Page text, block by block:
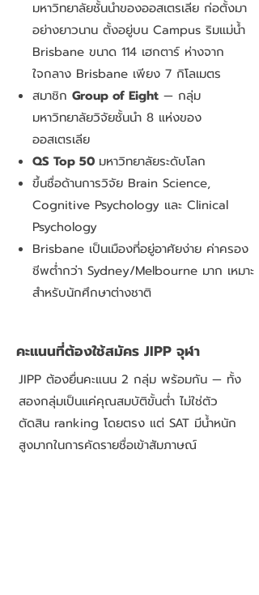
มหาวิทยาลัยชั้นนำของออสเตรเลีย ก่อตั้งมา
อย่างยาวนาน ตั้งอยู่บน Campus ริมแม่น้ำ
Brisbane ขนาด 114 เฮกตาร์ ห่างจาก
ใจกลาง Brisbane เพียง 7 กิโลเมตร
สมาชิก Group of Eight — กลุ่ม
มหาวิทยาลัยวิจัยชั้นนำ 8 แห่งของ
ออสเตรเลีย
QS Top 50 มหาวิทยาลัยระดับโลก
ขึ้นชื่อด้านการวิจัย Brain Science,
Cognitive Psychology และ Clinical
Psychology
Brisbane เป็นเมืองที่อยู่อาศัยง่าย ค่าครอง
ชีพต่ำกว่า Sydney/Melbourne มาก เหมาะ
สำหรับนักศึกษาต่างชาติ
คะแนนที่ต้องใช้สมัคร JIPP จุฬา
JIPP ต้องยื่นคะแนน 2 กลุ่ม พร้อมกัน — ทั้ง
สองกลุ่มเป็นแค่คุณสมบัติขั้นต่ำ ไม่ใช่ตัว
ตัดสิน ranking โดยตรง แต่ SAT มีน้ำหนัก
สูงมากในการคัดรายชื่อเข้าสัมภาษณ์